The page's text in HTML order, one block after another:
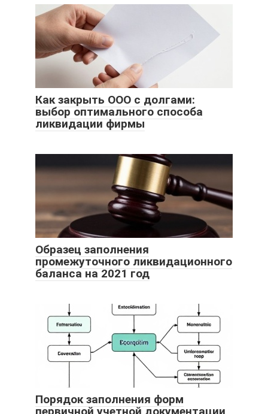
Как закрыть ООО с долгами:
выбор оптимального способа
ликвидации фирмы
Образец заполнения
промежуточного ликвидационного
баланса на 2021 год
Порядок заполнения форм